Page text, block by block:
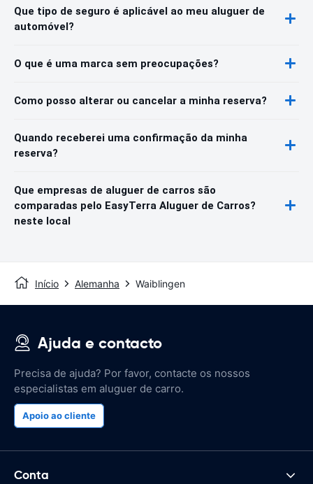
Que tipo de seguro é aplicável ao meu aluguer de
automóvel?
O que é uma marca sem preocupações?
Como posso alterar ou cancelar a minha reserva?
Quando receberei uma confirmação da minha
reserva?
Que empresas de aluguer de carros são
comparadas pelo EasyTerra Aluguer de Carros?
neste local
Início Alemanha Waiblingen
Ajuda e contacto
Precisa de ajuda? Por favor, contacte os nossos
especialistas em aluguer de carro.
Apoio ao cliente
Conta